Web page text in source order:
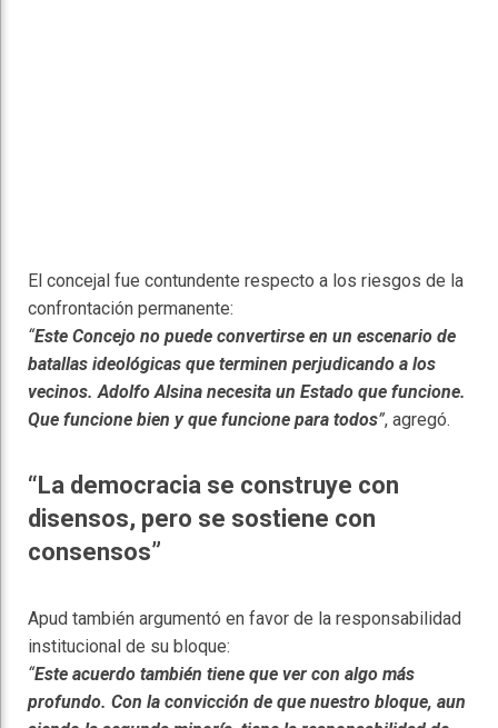
El concejal fue contundente respecto a los riesgos de la
confrontación permanente:
“Este Concejo no puede convertirse en un escenario de
batallas ideológicas que terminen perjudicando a los
vecinos. Adolfo Alsina necesita un Estado que funcione.
Que funcione bien y que funcione para todos”, agregó.
“La democracia se construye con
disensos, pero se sostiene con
consensos”
Apud también argumentó en favor de la responsabilidad
institucional de su bloque:
“Este acuerdo también tiene que ver con algo más
profundo. Con la convicción de que nuestro bloque, aun